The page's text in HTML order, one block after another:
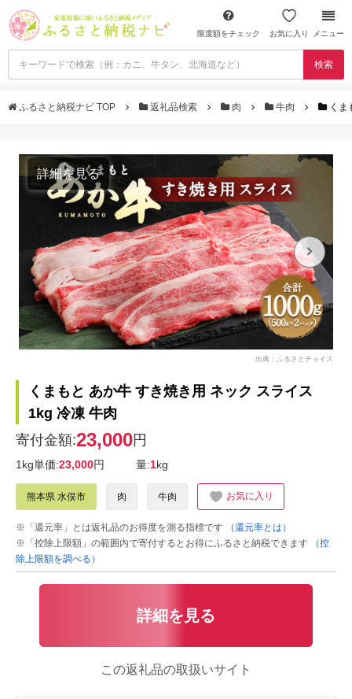
限度額をチェック お気に入り メニュー
検索
ふるさと納税ナビ TOP 返礼品検索 肉 牛肉 く
詳細を見る
出典：ふるさとチョイス
くまもと あか牛 すき焼き用 ネック スライス
1kg 冷凍 牛肉
寄付金額:23,000円
1kg単価:23,000円 量:1kg
熊本県 水俣市 肉 牛肉 お気に入り
※「還元率」とは返礼品のお得度を測る指標です
（還元率とは）
※「控除上限額」の範囲内で寄付するとお得にふるさと納税できます
（控
除上限額を調べる）
詳細を見る
この返礼品の取扱いサイト